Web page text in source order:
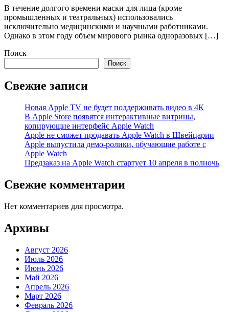
В течение долгого времени маски для лица (кроме
промышленных и театральных) использовались
исключительно медицинскими и научными работниками.
Однако в этом году объем мирового рынка одноразовых […]
Поиск
Поиск
Свежие записи
Новая Apple TV не будет поддерживать видео в 4К
В Apple Store появятся интерактивные витрины,
копирующие интерфейс Apple Watch
Apple не сможет продавать Apple Watch в Швейцарии
Apple выпустила демо-ролики, обучающие работе с
Apple Watch
Предзаказ на Apple Watch стартует 10 апреля в полночь
Свежие комментарии
Нет комментариев для просмотра.
Архивы
Август 2026
Июль 2026
Июнь 2026
Май 2026
Апрель 2026
Март 2026
Февраль 2026